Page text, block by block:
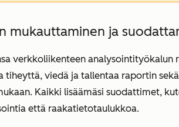
mukauttaminen ja
verkkoliikenteen
tiheyttä, viedä ja tallentaa raportin
Kaikki lisäämäsi suodattimet,
että raakatietotaulukkoa.